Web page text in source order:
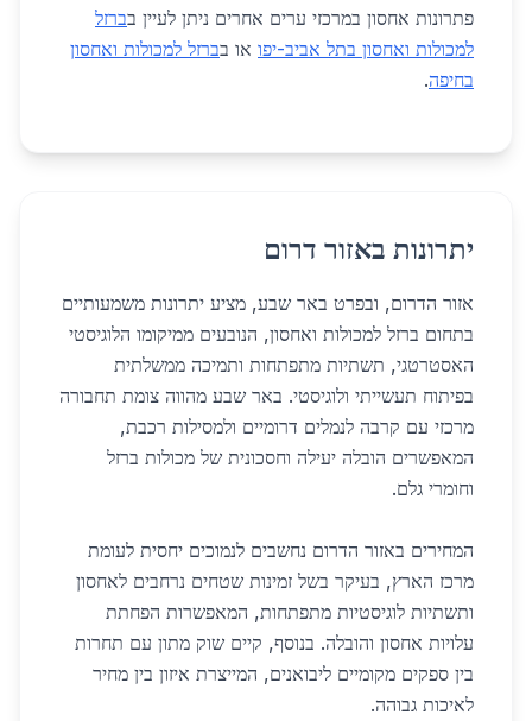
פתרונות אחסון במרכזי ערים אחרים ניתן לעיין בברזל
למכולות ואחסון בתל אביב-יפו או בברזל למכולות ואחסון
בחיפה.
יתרונות באזור דרום
אזור הדרום, ובפרט באר שבע, מציע יתרונות משמעותיים
בתחום ברזל למכולות ואחסון, הנובעים ממיקומו הלוגיסטי
האסטרטגי, תשתיות מתפתחות ותמיכה ממשלתית
בפיתוח תעשייתי ולוגיסטי. באר שבע מהווה צומת תחבורה
מרכזי עם קרבה לנמלים דרומיים ולמסילות רכבת,
המאפשרים הובלה יעילה וחסכונית של מכולות ברזל
וחומרי גלם.
המחירים באזור הדרום נחשבים לנמוכים יחסית לעומת
מרכז הארץ, בעיקר בשל זמינות שטחים נרחבים לאחסון
ותשתיות לוגיסטיות מתפתחות, המאפשרות הפחתת
עלויות אחסון והובלה. בנוסף, קיים שוק מתון עם תחרות
בין ספקים מקומיים ליבואנים, המייצרת איזון בין מחיר
לאיכות גבוהה.